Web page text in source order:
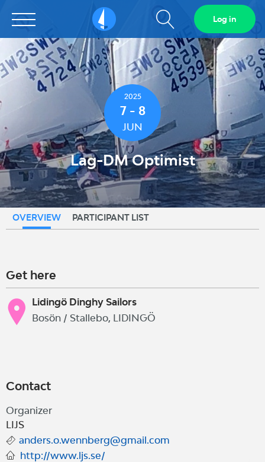
Sailarena Show
search
field
Log in
2025
7 - 8
JUN
Lag-DM Optimist
OVERVIEW PARTICIPANT LIST
Get here
Lidingö Dinghy Sailors
Bosön / Stallebo, LIDINGÖ
Contact
Organizer
LIJS
anders.o.wennberg@gmail.com
http://www.ljs.se/